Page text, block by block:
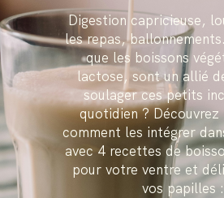
Digestion capricieuse,
les repas,
que les boissons
lactose, sont un allié
soulager ces petits
quotidien ?
comment les intégrer
avec 4 recettes de
pour votre ventre et
vos papilles